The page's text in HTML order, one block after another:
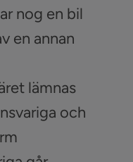
nog en bil
en annan
lämnas
och